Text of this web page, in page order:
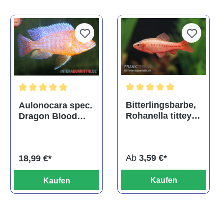
Durchschnittliche Bewertung von 5 von 5 Sternen
Aulonocara spec.
Dragon Blood
18,99 €*
Kaufen
Bitterlingsbarbe,
Rohanella titteya,
Ab 3,59 €*
Kaufen